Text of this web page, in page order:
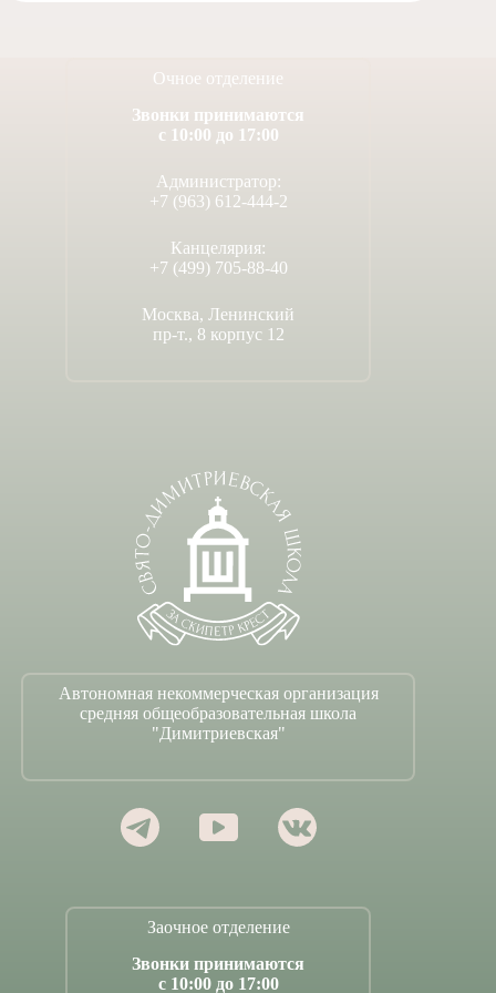
Очное отделение
Звонки принимаются
с 10:00 до 17:00
Администратор:
+7 (963) 612-444-2
Канцелярия:
+7 (499) 705-88-40
Москва, Ленинский
пр-т., 8 корпус 12
Автономная некоммерческая организация
средняя общеобразовательная школа
"Димитриевская"
Заочное отделение
Звонки принимаются
с 10:00 до 17:00